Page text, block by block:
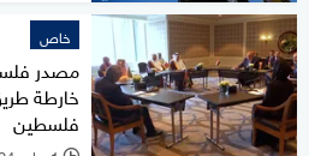
خاص
مصدر
خارطة
فلسطين